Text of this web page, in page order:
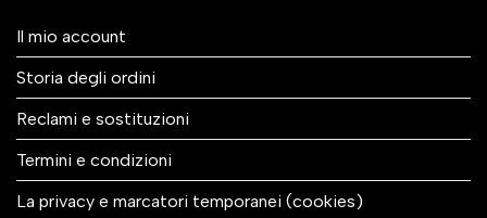
Il mio account
Storia degli ordini
Reclami e sostituzioni
Termini e condizioni
La privacy e marcatori temporanei (cookies)